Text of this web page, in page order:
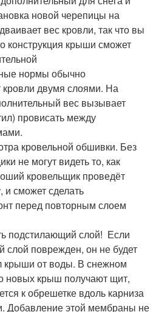
новой черепицы на
вес кровли, так что вы
конструкция крыши сможет
нормы обычно
двумя слоями. На
вес вызывает
провисать между
кровельной обшивки. Без
не могут видеть то, как
кровельщик проведёт
и сможет сделать
перед повторным слоем
подстилающий слой! Если
поврежден, он не будет
крыши от воды. В снежном
новых крыш получают щит,
к обрешетке вдоль карниза
Добавление этой мембраны не